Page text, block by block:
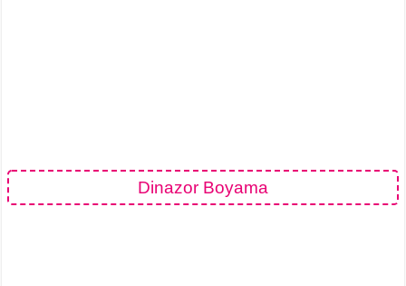
Dinazor Boyama